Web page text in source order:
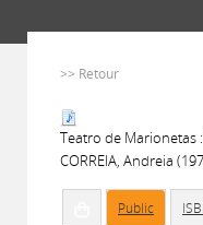
>> Retour
Teatro de Marionetas
CORREIA, Andreia
Public